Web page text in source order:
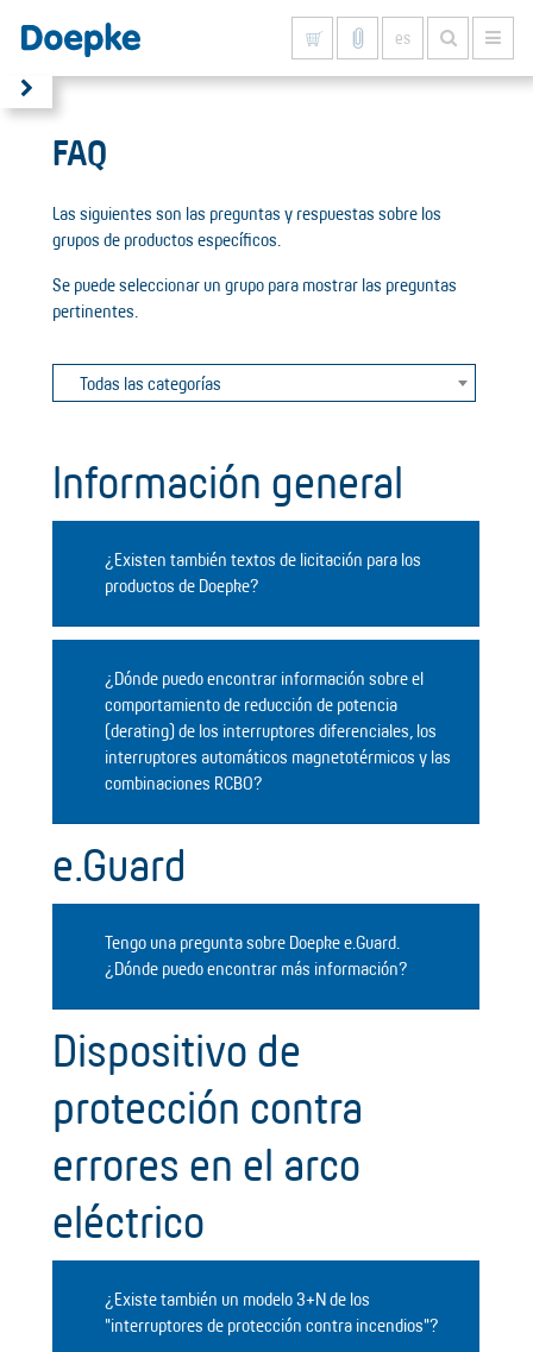
es
FAQ
Las siguientes son las preguntas y respuestas sobre los
grupos de productos específicos.
Se puede seleccionar un grupo para mostrar las preguntas
pertinentes.
Todas las categorías
Información general
¿Existen también textos de licitación para los
productos de Doepke?
¿Dónde puedo encontrar información sobre el
comportamiento de reducción de potencia
(derating) de los interruptores diferenciales, los
interruptores automáticos magnetotérmicos y las
combinaciones RCBO?
e.Guard
Tengo una pregunta sobre Doepke e.Guard.
¿Dónde puedo encontrar más información?
Dispositivo de
protección contra
errores en el arco
eléctrico
¿Existe también un modelo 3+N de los
"interruptores de protección contra incendios"?